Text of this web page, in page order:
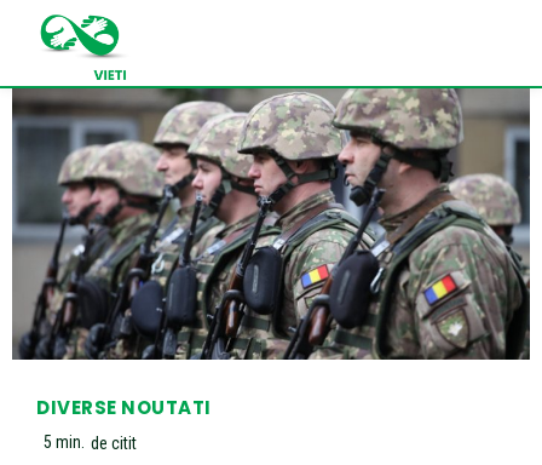
DIVERSE NOUTATI
5 min. de citit